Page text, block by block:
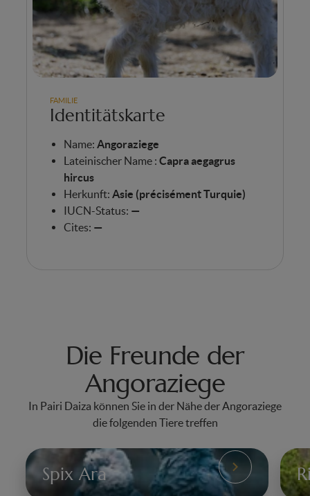
FAMILIE
Identitätskarte
Name: Angoraziege
Lateinischer Name : Capra aegagrus
hircus
Herkunft: Asie (précisément Turquie)
IUCN-Status: —
Cites: —
Die Freunde der
Angoraziege
In Pairi Daiza können Sie in der Nähe der Angoraziege
die folgenden Tiere treffen
Spix
Ara
Spix Ara